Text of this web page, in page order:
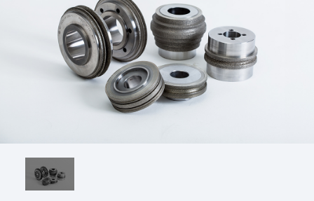
活動拠点
ダイヤの輪
経営理念
加工方法から探す
ワークから探す
トラブルシューティング
ご使用上の注意
各製品の安全な取扱いについて
イノベーションストーリー
マテリアリティ
リスクマネジメント（BCM）
品質への取り組み
財務ハイライト
メッセージ
IRカレンダー
ディスクロージャーポリシー